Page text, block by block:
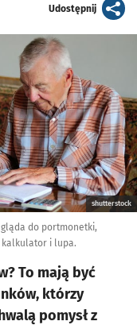
Udostępnijartykuł
shutterstock
do portmonetki,
kalkulator i lupa.
To mają być
którzy
pomysł z